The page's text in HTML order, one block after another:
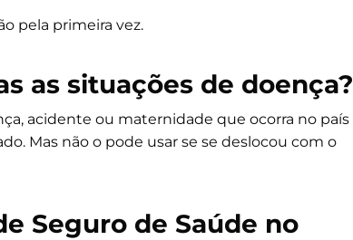
pela primeira vez.
as situações de doença?
acidente ou maternidade que ocorra no país
Mas não o pode usar se se deslocou com o
Seguro de Saúde no